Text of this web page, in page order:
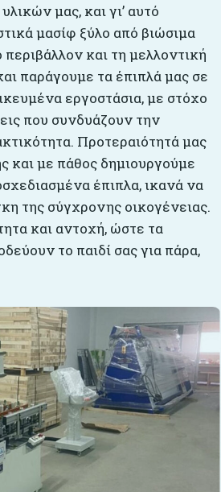
μας, και γι’ αυτό
μασίφ ξύλο από βιώσιμα
και τη μελλοντική
παράγουμε τα έπιπλά μας σε
εργοστάσια, με στόχο
που συνδυάζουν την
Προτεραιότητά μας
και με πάθος δημιουργούμε
έπιπλα, ικανά να
της σύγχρονης οικογένειας.
και αντοχή, ώστε τα
το παιδί σας για πάρα,